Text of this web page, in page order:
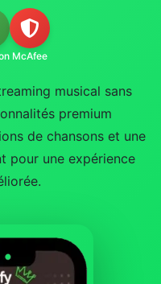
McAfee
musical sans
premium
de chansons et une
pour une expérience